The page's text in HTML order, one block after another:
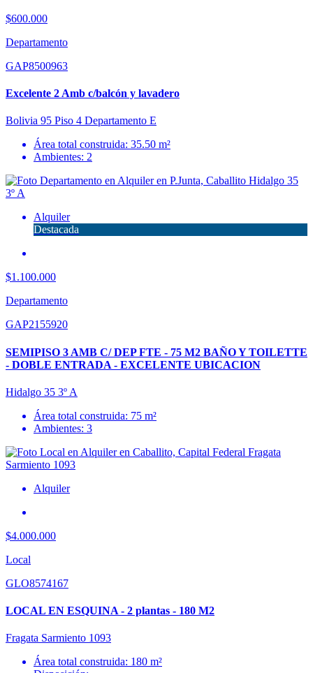
$600.000
Departamento
GAP8500963
Excelente 2 Amb c/balcón y lavadero
Bolivia 95 Piso 4 Departamento E
Área total construida: 35.50 m²
Ambientes: 2
Alquiler
Destacada
$1.100.000
Departamento
GAP2155920
SEMIPISO 3 AMB C/ DEP FTE - 75 M2 BAÑO Y TOILETTE
- DOBLE ENTRADA - EXCELENTE UBICACION
Hidalgo 35 3º A
Área total construida: 75 m²
Ambientes: 3
Alquiler
$4.000.000
Local
GLO8574167
LOCAL EN ESQUINA - 2 plantas - 180 M2
Fragata Sarmiento 1093
Área total construida: 180 m²